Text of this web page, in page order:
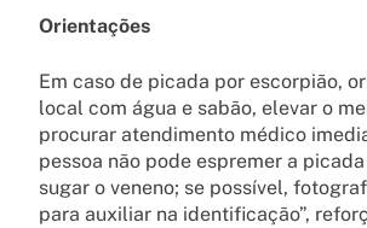
Orientações
Em caso de picada por escorpião,
local com água e sabão, elevar o
procurar atendimento médico
pessoa não pode espremer a
sugar o veneno; se possível,
para auxiliar na identificação”,